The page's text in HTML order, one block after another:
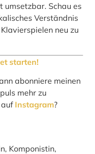
umsetz­bar. Schau es
Ver­ständ­nis
neu zu
star­ten!
abonniere meinen
mehr zu
auf Instagram?
Komponistin,